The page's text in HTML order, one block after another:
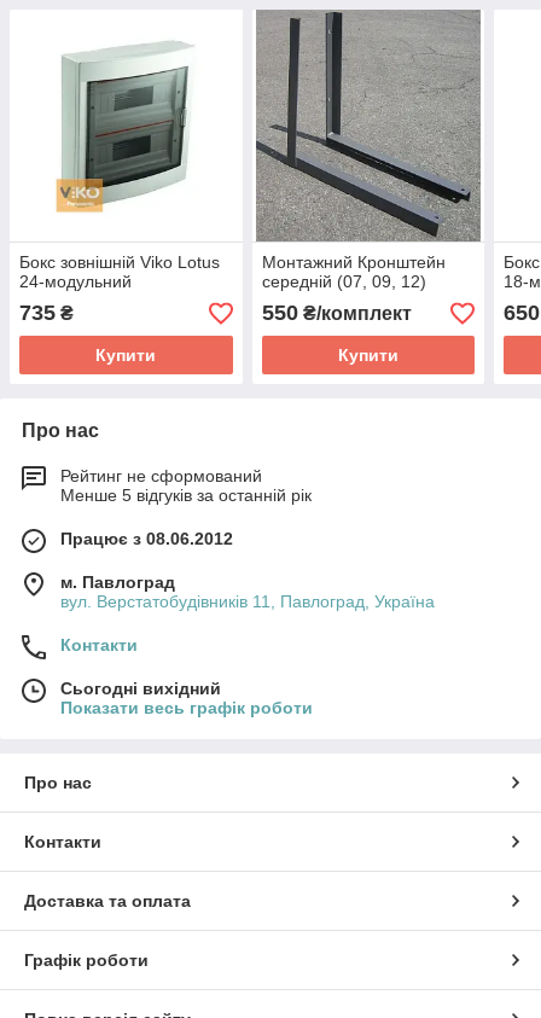
Бокс зовнішній Viko Lotus
24-модульний
735 ₴
Купити
Монтажний Кронштейн
середній (07, 09, 12)
550₴/комплект
Купити
18-
650
Про нас
Рейтинг не сформований
Менше 5 відгуків за останній рік
Працює з 08.06.2012
м. Павлоград
вул. Верстатобудівників 11, Павлоград, Україна
Контакти
Сьогодні вихідний
Показати весь графік роботи
Про нас
Контакти
Доставка та оплата
Графік роботи